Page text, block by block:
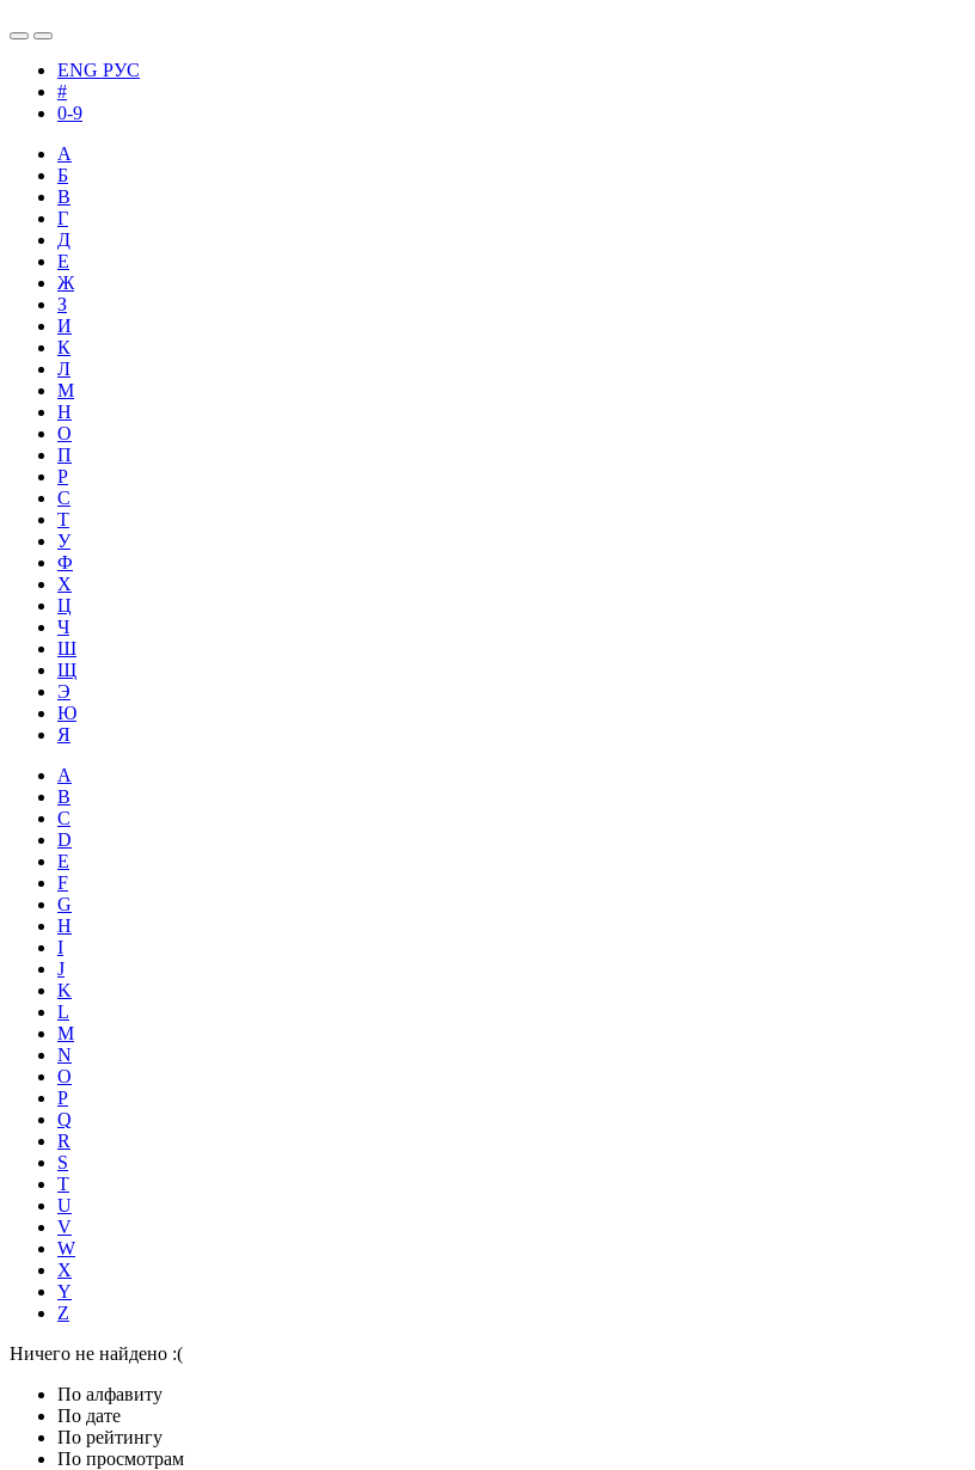
ENG РУС
#
0-9
А
Б
В
Г
Д
Е
Ж
З
И
К
Л
М
Н
О
П
Р
С
Т
У
Ф
Х
Ц
Ч
Ш
Щ
Э
Ю
Я
A
B
C
D
E
F
G
H
I
J
K
L
M
N
O
P
Q
R
S
T
U
V
W
X
Y
Z
Ничего не найдено :(
По алфавиту
По дате
По рейтингу
По просмотрам